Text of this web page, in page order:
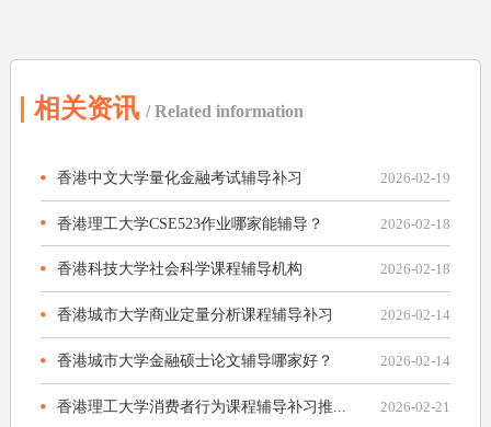
相关资讯 / Related information
香港中文大学量化金融考试辅导补习 2026-02-19
香港理工大学CSE523作业哪家能辅导？ 2026-02-18
香港科技大学社会科学课程辅导机构 2026-02-18
香港城市大学商业定量分析课程辅导补习 2026-02-14
香港城市大学金融硕士论文辅导哪家好？ 2026-02-14
香港理工大学消费者行为课程辅导补习推... 2026-02-21